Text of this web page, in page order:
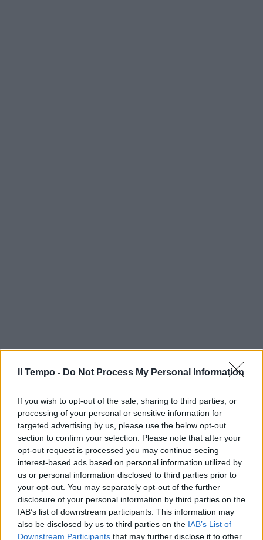
Il Tempo - Do Not Process My Personal Information
If you wish to opt-out of the sale, sharing to third parties, or
processing of your personal or sensitive information for
targeted advertising by us, please use the below opt-out
section to confirm your selection. Please note that after your
opt-out request is processed you may continue seeing
interest-based ads based on personal information utilized by
us or personal information disclosed to third parties prior to
your opt-out. You may separately opt-out of the further
disclosure of your personal information by third parties on the
IAB’s list of downstream participants. This information may
also be disclosed by us to third parties on the IAB’s List of
Downstream Participants that may further disclose it to other
In evidenza